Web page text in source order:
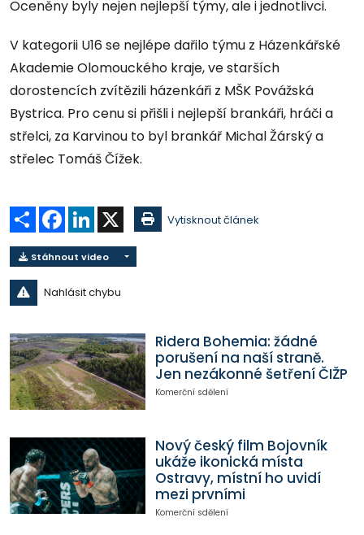
Oceněny byly nejen nejlepší týmy, ale i jednotlivci.
V kategorii U16 se nejlépe dařilo týmu z Házenkářské
Akademie Olomouckého kraje, ve starších
dorostencích zvítězili házenkáři z MŠK Povážská
Bystrica. Pro cenu si přišli i nejlepší brankáři, hráči a
střelci, za Karvinou to byl brankář Michal Žárský a
střelec Tomáš Čížek.
Sdílet Facebook
LinkedIn Vytisknout článek
Stáhnout video
Nahlásit chybu
Ridera Bohemia: žádné
porušení na naší straně.
Jen nezákonné šetření ČIŽP
Komerční sdělení
Nový český film Bojovník
ukáže ikonická místa
Ostravy, místní ho uvidí
mezi prvními
Komerční sdělení